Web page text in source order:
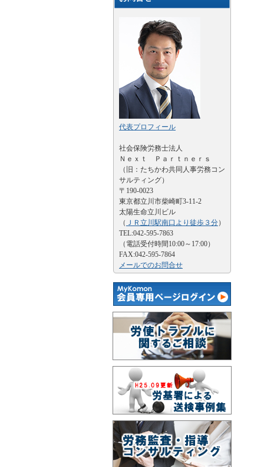
代表プロフィール
社会保険労務士法人
Ｎｅｘｔ Ｐａｒｔｎｅｒｓ
（旧：たちかわ共同人事労務コン
サルティング）
〒190-0023
東京都立川市柴崎町3-11-2
太陽生命立川ビル
（ ＪＲ立川駅南口より徒歩３分）
TEL:042-595-7863
（電話受付時間10:00～17:00）
FAX:042-595-7864
メールでのお問合せ